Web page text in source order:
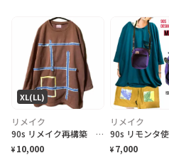
XL(LL)
リメイク
90s リメイク再構築 ゆるだぼ リストスリーブ ギャラクシーアートスウェット
¥ 10,000
リメイク
¥ 7,000